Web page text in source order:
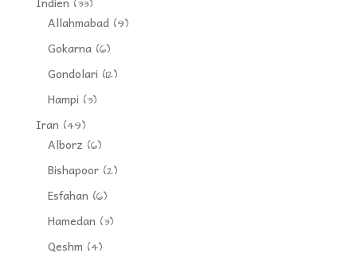
(33)
Allahmabad(9)
Gokarna(6)
Gondolari (12)
Hampi (3)
Iran (49)
Alborz (6)
Bishapoor(2)
Esfahan (6)
Hamedan (3)
Qeshm (4)